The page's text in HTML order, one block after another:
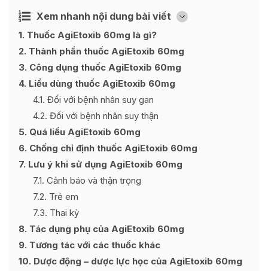
Xem nhanh nội dung bài viết [
Ẩn
1 Thuốc AgiEtoxib 60mg là gì?
2 Thành phần thuốc AgiEtoxib 60mg
3 Công dụng thuốc AgiEtoxib 60mg
4 Liều dùng thuốc AgiEtoxib 60mg
4.1 Đối với bệnh nhân suy gan
4.2 Đối với bệnh nhân suy thận
5 Quá liều AgiEtoxib 60mg
6 Chống chỉ định thuốc AgiEtoxib 60mg
7 Lưu ý khi sử dụng AgiEtoxib 60mg
7.1 Cảnh báo và thận trọng
7.2 Trẻ em
7.3 Thai kỳ
8 Tác dụng phụ của AgiEtoxib 60mg
9 Tương tác với các thuốc khác
10 Dược động – dược lực học của AgiEtoxib 60mg